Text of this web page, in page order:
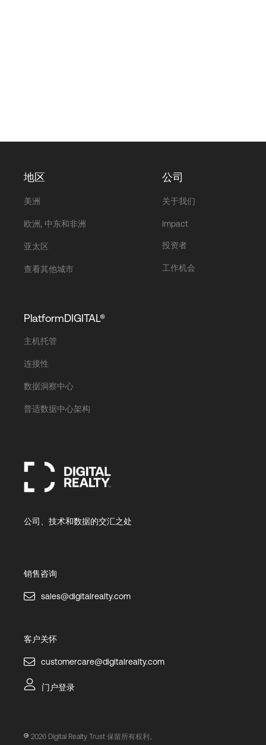
地区
美洲
欧洲, 中东和非洲
亚太区
查看其他城市
公司
关于我们
Impact
投资者
工作机会
PlatformDIGITAL®
主机托管
连接性
数据洞察中心
普适数据中心架构
公司、技术和数据的交汇之处
销售咨询
sales@digitalrealty.com
客户关怀
customercare@digitalrealty.com
门户登录
2026 Digital Realty Trust 保留所有权利。